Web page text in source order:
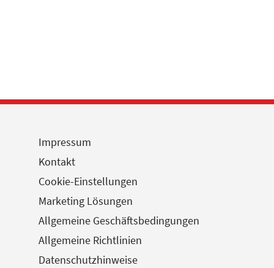
Impressum
Kontakt
Cookie-Einstellungen
Marketing Lösungen
Allgemeine Geschäftsbedingungen
Allgemeine Richtlinien
Datenschutzhinweise